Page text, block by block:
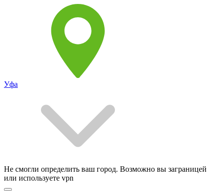
Уфа
Не смогли определить ваш город. Возможно вы заграницей
или используете vpn